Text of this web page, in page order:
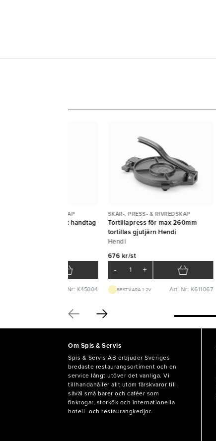
, PRESS- & RIVREDSKAP
Gourmet fin svart handtag
Art. Nr: K45004
SKÄR-, PRESS- & RIVREDSKAP
Tortillapress för max 260mm
tortillas gjutjärn Hendi
Hendi
676 kr/st
- +
BEST.VARA 1-2V Art. Nr: K611067
Om Spis & Servis
Spis & Servis AB erbjuder Sveriges
bredaste restaurangsortiment och en
service långt utöver det vanliga. Vi
tillhandahåller allt utom färskvaror till
såväl små barer och caféer som
finkrogar, storkök och internationella
hotell- och restaurangkedjor.